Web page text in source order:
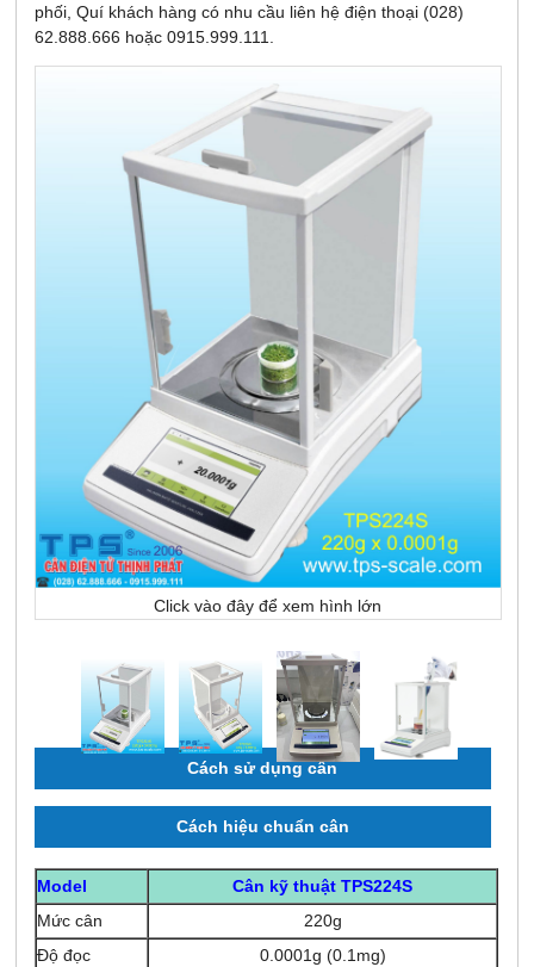
phối, Quí khách hàng có nhu cầu liên hệ điện thoại (028)
62.888.666 hoặc 0915.999.111.
Click vào đây để xem hình lớn
Cách sử dụng cân
Cách hiệu chuẩn cân
Model
Cân kỹ thuật TPS224S
Mức cân
220g
Độ đọc
0.0001g (0.1mg)